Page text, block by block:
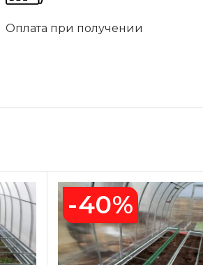
Оплата при получении
-40%